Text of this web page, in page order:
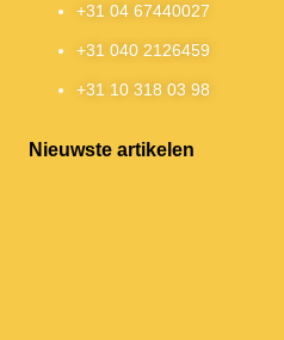
+31 04 67440027
+31 040 2126459
+31 10 318 03 98
Nieuwste artikelen